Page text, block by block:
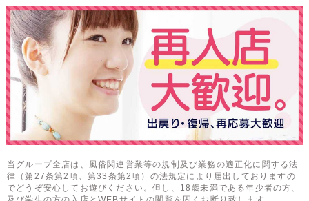
当グループ全店は、風俗関連営業等の規制及び業務の適正化に関する法
律（第27条第2項、第33条第2項）の法規定により届出しておりますの
でどうぞ安心してお遊びください。但し、18歳未満である年少者の方、